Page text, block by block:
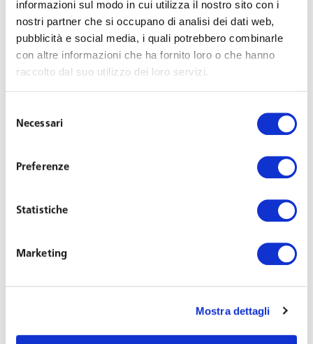
informazioni sul modo in cui utilizza il nostro sito con i
nostri partner che si occupano di analisi dei dati web,
pubblicità e social media, i quali potrebbero combinarle
con altre informazioni che ha fornito loro o che hanno
raccolto dal suo utilizzo dei loro servizi.
delNecessari
Preferenze
Statistiche
Marketing
Mostra dettagli
dirigente dovrà, invece, essere corrisposta
l’indennità sostituiva entro il primo mese
successivo alla scadenza dei 24 mesi (art. 7). Da
ricordare che il dirigente che può decidere
ottobre 2018, n. 27971).
»
cosicché possono essere tenute in considerazione
tutte le assenze verificatesi nei tre anni precedenti
l’ultima assenza per malattia effettuata sino al
possibile il licenziamento (art. 11).
oncologiche o gravi patologie croniche (art. 11).